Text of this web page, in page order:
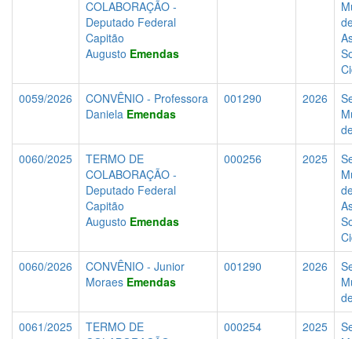
COLABORAÇÃO -
Deputado Federal
Capitão
Augusto Emendas
0059/2026
CONVÊNIO - Professora
Daniela Emendas
001290 2026
0060/2025
TERMO DE
COLABORAÇÃO -
Deputado Federal
Capitão
Augusto Emendas
000256 2025
0060/2026
CONVÊNIO - Junior
Moraes Emendas
001290 2026
0061/2025
TERMO DE
000254 2025